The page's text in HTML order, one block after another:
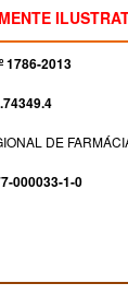
1786-2013
DE
000033-1-0